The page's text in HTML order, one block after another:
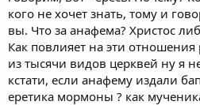
кого не хочет знать, тому и
вы. Что за анафема? Христос
Как повлияет на эти
из тысячи видов церквей ну я
кстати, если анафему издали
еретика мормоны ? как